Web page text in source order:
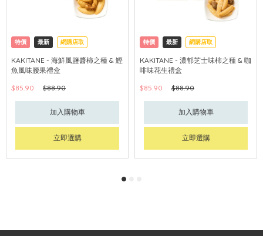
特價 最新 網購店取
KAKITANE - 海鮮風鹽醬柿之種 & 鰹
魚風味腰果禮盒
$85.90
$88.90
加入購物車
立即選購
特價 最新 網購店取
KAKITANE - 濃郁芝士味柿之種 & 咖
啡味花生禮盒
$85.90
$88.90
加入購物車
立即選購